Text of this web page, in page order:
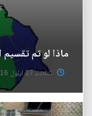
ماذا لو تم تقسيم
الثلاثاء 27 ايلول 2016